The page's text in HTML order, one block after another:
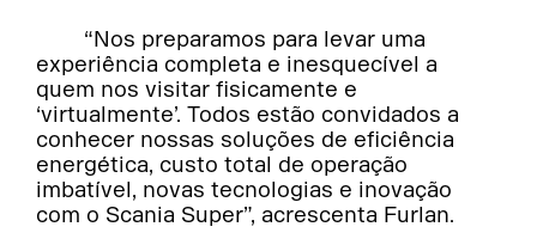
“Nos preparamos para levar uma
experiência completa e inesquecível a
quem nos visitar fisicamente e
‘virtualmente’. Todos estão convidados a
conhecer nossas soluções de eficiência
energética, custo total de operação
imbatível, novas tecnologias e inovação
com o Scania Super”, acrescenta Furlan.